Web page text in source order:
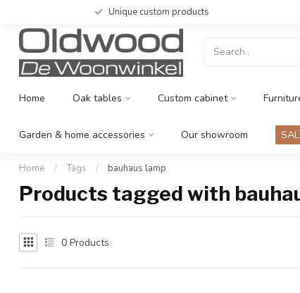
Unique custom products
Home Oak tables Custom cabinet
Garden & home accessories Our showroom
Home / Tags / bauhaus lamp
Products tagged with
0 Products